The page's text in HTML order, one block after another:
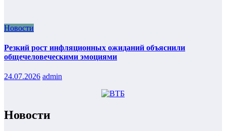
Новости
Резкий рост инфляционных ожиданий объяснили
общечеловеческими эмоциями
24.07.2026 admin
Новости